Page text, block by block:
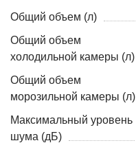
Общий объем (л)
Общий объем
холодильной камеры (л)
Общий объем
морозильной камеры (л)
Максимальный уровень
шума (дБ)